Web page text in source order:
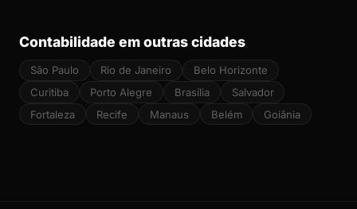
Contabilidade em outras cidades
São Paulo Rio de Janeiro
Belo Horizonte
Curitiba
Porto Alegre Brasília
Salvador
Fortaleza
Recife Manaus Belém Goiânia